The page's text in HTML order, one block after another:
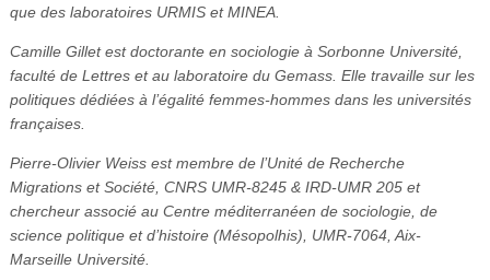
que des laboratoires URMIS et MINEA.
Camille Gillet est doctorante en sociologie à Sorbonne Université,
faculté de Lettres et au laboratoire du Gemass. Elle travaille sur les
politiques dédiées à l’égalité femmes-hommes dans les universités
françaises.
Pierre-Olivier Weiss est membre de l’Unité de Recherche
Migrations et Société, CNRS UMR-8245 & IRD-UMR 205 et
chercheur associé au Centre méditerranéen de sociologie, de
science politique et d’histoire (Mésopolhis), UMR-7064, Aix-
Marseille Université.